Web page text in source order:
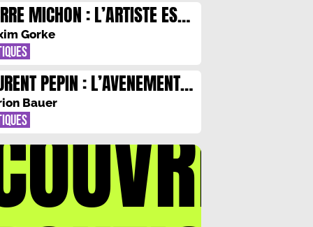
MICHON : L’ARTISTE EST
LE DESIR UN
Gorke
PEPIN : L’AVENEMENT
ROMPUS
Bauer